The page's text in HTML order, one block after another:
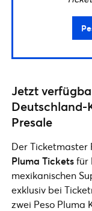
Jetzt
Deutschland-
Presale
Der Ticketmaster
Pluma Ticketsfür
mexikanischen
exklusiv bei
zwei Peso Pluma